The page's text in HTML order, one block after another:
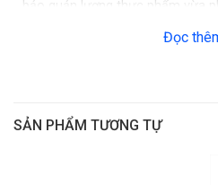
bảo quản lượng thực phẩm vừa
Tủ có thiết kế 2 ngăn 2 cánh mở
Đọc
SẢN PHẨM TƯƠNG TỰ